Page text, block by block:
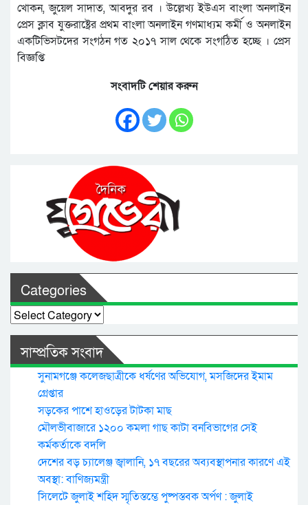
খোকন, জুয়েল সাদাত, আবদুর রব । উল্লেখ্য ইউএস বাংলা অনলাইন
প্রেস ক্লাব যুক্তরাষ্ট্রের প্রথম বাংলা অনলাইন গণমাধ্যম কর্মী ও অনলাইন
একটিভিসটদের সংগঠন গত ২০১৭ সাল থেকে সংগঠিত হচ্ছে । প্রেস
বিজ্ঞপ্তি
সংবাদটি শেয়ার করুন
Categories
Categories
সাম্প্রতিক সংবাদ
সুনামগঞ্জে কলেজছাত্রীকে ধর্ষণের অভিযোগ, মসজিদের ইমাম
গ্রেপ্তার
সড়কের পাশে হাওড়ের টাটকা মাছ
মৌলভীবাজারে ১২০০ কমলা গাছ কাটা বনবিভাগের সেই
কর্মকর্তাকে বদলি
দেশের বড় চ্যালেঞ্জ জ্বালানি, ১৭ বছরের অব্যবস্থাপনার কারণে এই
অবস্থা: বাণিজ্যমন্ত্রী
সিলেটে জুলাই শহিদ স্মৃতিস্তম্ভে পুষ্পস্তবক অর্পণ : জুলাই